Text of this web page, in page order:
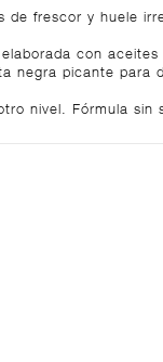
de frescor y huele
con
negra picante para
nivel. Fórmula sin